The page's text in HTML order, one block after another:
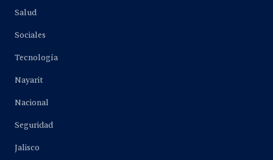
Salud
Sociales
Tecnología
Nayarit
Nacional
Seguridad
Jalisco